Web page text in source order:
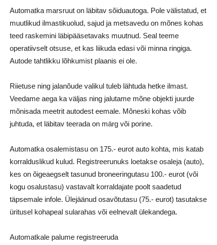
Automatka marsruut on läbitav sõiduautoga. Pole välistatud, et
muutlikud ilmastikuolud, sajud ja metsavedu on mõnes kohas
teed raskemini läbipääsetavaks muutnud. Seal teeme
operatiivselt otsuse, et kas liikuda edasi või minna ringiga.
Autode tahtlikku lõhkumist plaanis ei ole.
Riietuse ning jalanõude valikul tuleb lähtuda hetke ilmast.
Veedame aega ka väljas ning jalutame mõne objekti juurde
mõnisada meetrit autodest eemale. Mõneski kohas võib
juhtuda, et läbitav teerada on märg või porine.
Automatka osalemistasu on 175.- eurot auto kohta, mis katab
korralduslikud kulud. Registreerunuks loetakse osaleja (auto),
kes on õigeaegselt tasunud broneeringutasu 100.- eurot (või
kogu osalustasu) vastavalt korraldajate poolt saadetud
täpsemale infole. Ülejäänud osavõtutasu (75.- eurot) tasutakse
üritusel kohapeal sularahas või eelnevalt ülekandega.
Automatkale palume registreeruda